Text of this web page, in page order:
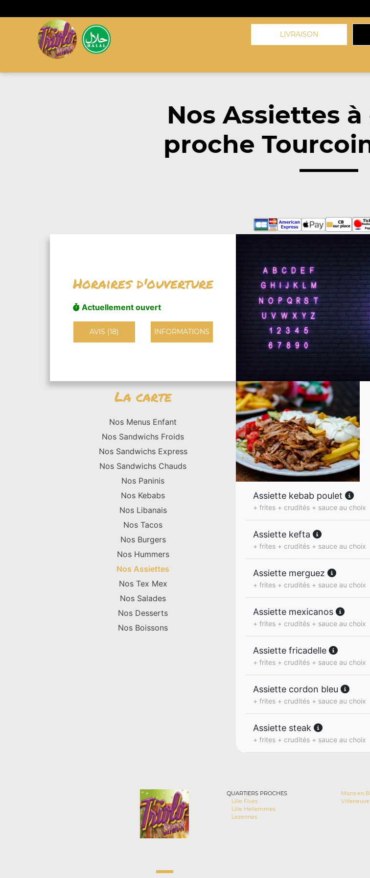
LIVRAISON
Nos Assiettes
proche
Horaires d'ouverture
Actuellement ouvert
AVIS (18) INFORMATIONS
La carte
Nos Menus Enfant
Nos Sandwichs Froids
Nos Sandwichs Express
Nos Sandwichs Chauds
Nos Paninis
Nos Kebabs
Nos Libanais
Nos Tacos
Nos Burgers
Nos Hummers
Nos Assiettes
Nos Tex Mex
Nos Salades
Nos Desserts
Nos Boissons
Assiette kebab poulet
+ frites + crudités + sauce au choix
Assiette kefta
+ frites + crudités + sauce au choix
Assiette merguez
+ frites + crudités + sauce au choix
Assiette mexicanos
+ frites + crudités + sauce au choix
Assiette fricadelle
+ frites + crudités + sauce au choix
Assiette cordon bleu
+ frites + crudités + sauce au choix
Assiette steak
+ frites + crudités + sauce au choix
QUARTIERS PROCHES
Lille Fives
Lille Hellemmes
Lezennes
Mons en